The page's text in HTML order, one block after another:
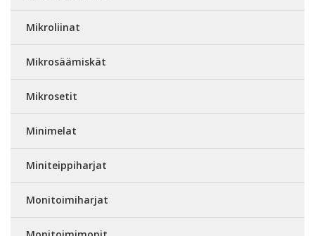
Mikroliinat
Mikrosäämiskät
Mikrosetit
Minimelat
Miniteippiharjat
Monitoimiharjat